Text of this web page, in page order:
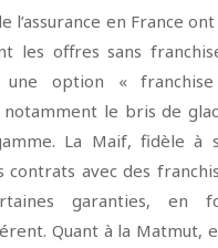
l’assurance en France
les offres sans
une option «
le bris de
La Maif, fidèle à
contrats avec des
garanties, en
Quant à la Matmut,